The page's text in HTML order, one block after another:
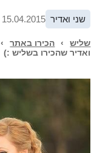
שני ואדיר 15.04.2015
שליש › הכירו באתר ›
ואדיר שהכירו בשליש :)